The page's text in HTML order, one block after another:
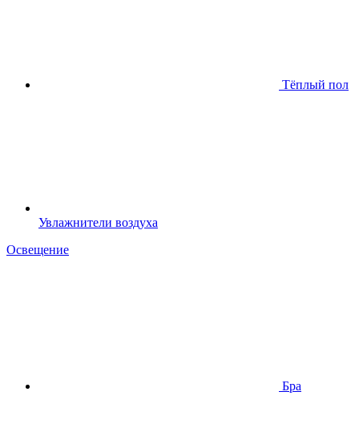
Тёплый пол
Увлажнители воздуха
Освещение
Бра